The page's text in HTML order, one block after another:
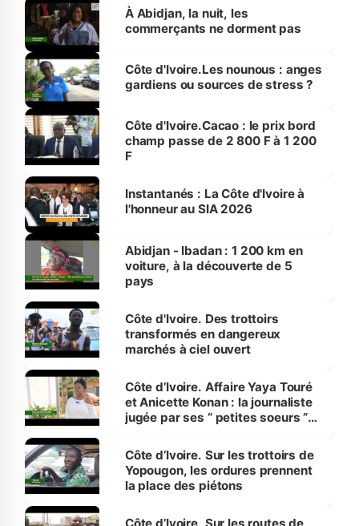
À Abidjan, la nuit, les
commerçants ne dorment pas
Côte d'Ivoire.Les nounous : anges
gardiens ou sources de stress ?
Côte d'Ivoire.Cacao : le prix bord
champ passe de 2 800 F à 1 200
F
Instantanés : La Côte d'Ivoire à
l'honneur au SIA 2026
Abidjan - Ibadan : 1 200 km en
voiture, à la découverte de 5
pays
Côte d'Ivoire. Des trottoirs
transformés en dangereux
marchés à ciel ouvert
Côte d’Ivoire. Affaire Yaya Touré
et Anicette Konan : la journaliste
jugée par ses “ petites soeurs ”
Côte d’Ivoire. Sur les trottoirs de
Yopougon, les ordures prennent
la place des piétons